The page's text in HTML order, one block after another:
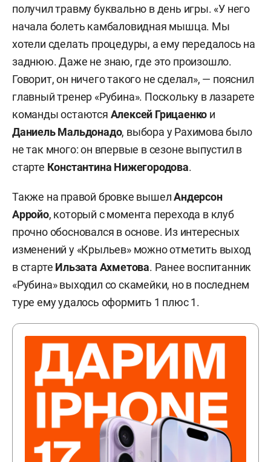
получил травму буквально в день игры. «У него
начала болеть камбаловидная мышца. Мы
хотели сделать процедуры, а ему передалось на
заднюю. Даже не знаю, где это произошло.
Говорит, он ничего такого не сделал», — пояснил
главный тренер «Рубина». Поскольку в лазарете
команды остаются Алексей Грицаенко и
ДаниельМальдонадо, выбора у Рахимова было
не так много: он впервые в сезоне выпустил в
старте Константина Нижегородова.
Также на правой бровке вышелАндерсон
Арройо, который с момента перехода в клуб
прочно обосновался в основе. Из интересных
изменений у «Крыльев» можно отметить выход
в старте Ильзата Ахметова. Ранее воспитанник
«Рубина» выходил со скамейки, но в последнем
туре ему удалось оформить 1 плюс 1.